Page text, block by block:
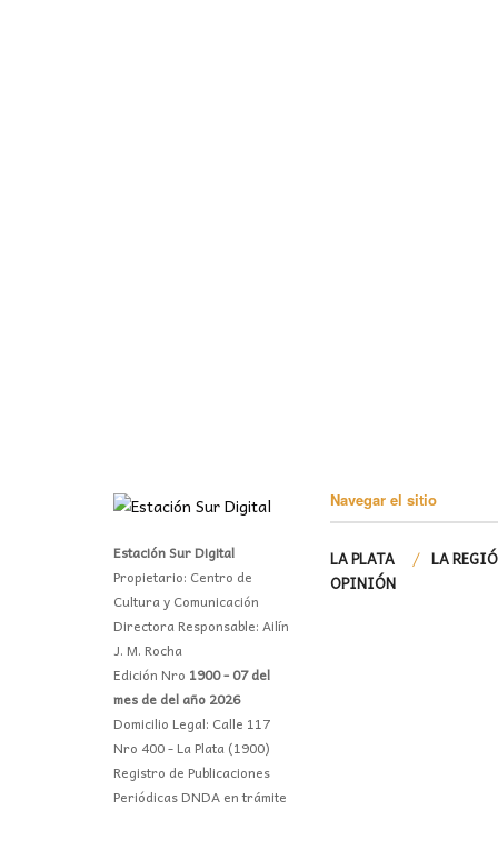
Estación Sur Digital
Propietario: Centro de
Cultura y Comunicación
Directora Responsable: Ailín
J. M. Rocha
Edición Nro 1900 - 07 del
mes de del año 2026
Domicilio Legal: Calle 117
Nro 400 - La Plata (1900)
Registro de Publicaciones
Periódicas DNDA en trámite
Navegar el sitio
LA PLATA
LA
OPINIÓN